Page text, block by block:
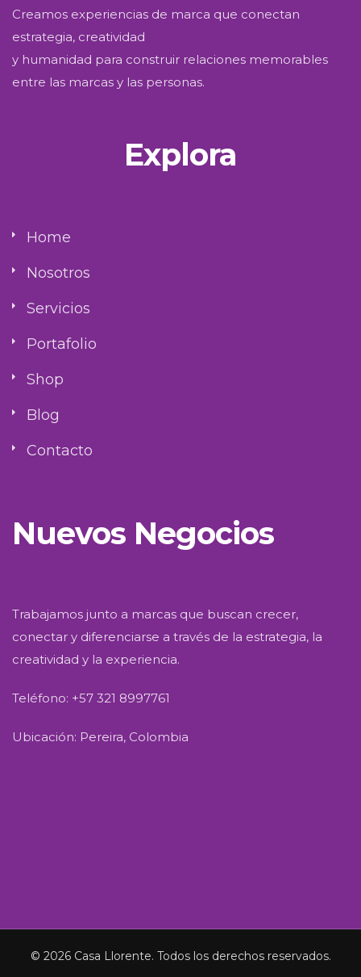
Creamos experiencias de marca que conectan
estrategia, creatividad
y humanidad para construir relaciones memorables
entre las marcas y las personas.
Explora
Home
Nosotros
Servicios
Portafolio
Shop
Blog
Contacto
Nuevos Negocios
Trabajamos junto a marcas que buscan crecer,
conectar y diferenciarse a través de la estrategia, la
creatividad y la experiencia.
Teléfono: +57 321 8997761
Ubicación: Pereira, Colombia
© 2026 Casa Llorente. Todos los derechos reservados.